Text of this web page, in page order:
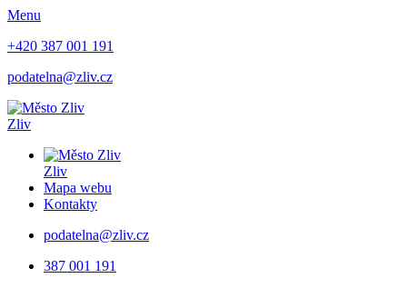
Menu
+420 387 001 191
podatelna@zliv.cz
Zliv
Zliv
Mapa webu
Kontakty
podatelna@zliv.cz
387 001 191